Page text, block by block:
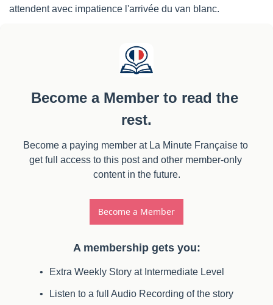
attendent avec impatience l'arrivée du van blanc.
Become a Member to read the
rest.
Become a paying member at La Minute Française to
get full access to this post and other member-only
content in the future.
Become a Member
A membership gets you:
Extra Weekly Story at Intermediate Level
Listen to a full Audio Recording of the story